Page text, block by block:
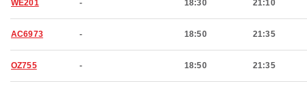
WE201 - 18:30 21:10
AC6973 - 18:50 21:35
OZ755 - 18:50 21:35